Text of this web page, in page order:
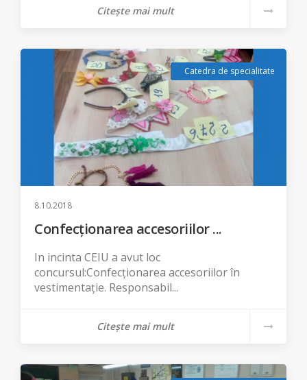
Citește mai mult
Catedra de specialitate
8.10.2018
Confecționarea accesoriilor ...
In incinta CEIU a avut loc
concursul:Confecționarea accesoriilor în
vestimentație. Responsabil...
Citește mai mult